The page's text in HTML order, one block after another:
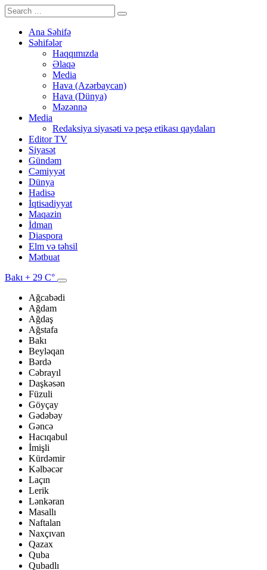
Ana Səhifə
Səhifələr
Haqqımızda
Əlaqə
Media
Hava (Azərbaycan)
Hava (Dünya)
Məzənnə
Media
Redaksiya siyasəti və peşə etikası qaydaları
Editor TV
Siyasət
Gündəm
Cəmiyyət
Dünya
Hadisə
İqtisadiyyat
Maqazin
İdman
Diaspora
Elm və təhsil
Mətbuat
Bakı + 29 C°
Ağcabədi
Ağdam
Ağdaş
Ağstafa
Bakı
Beyləqan
Bərdə
Cəbrayıl
Daşkəsən
Füzuli
Göyçay
Gədəbəy
Gəncə
Hacıqabul
İmişli
Kürdəmir
Kəlbəcər
Laçın
Lerik
Lənkəran
Masallı
Naftalan
Naxçıvan
Qazax
Quba
Qubadlı